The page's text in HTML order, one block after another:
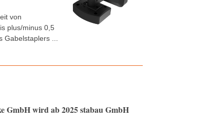
von
plus/minus 0,5
Gabelstaplers ...
GmbH wird ab 2025 stabau GmbH